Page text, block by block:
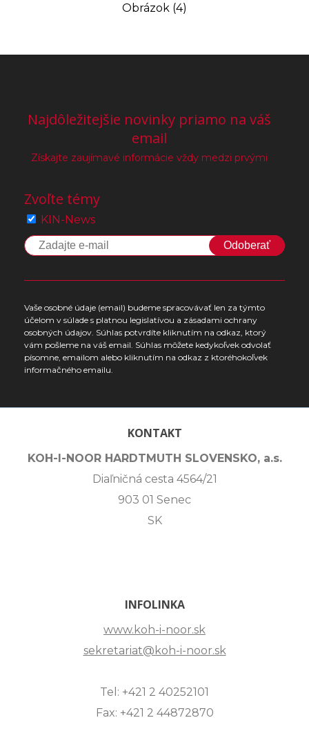
Obrázok (4)
Najdôležitejšie novinky priamo na váš
email
Získajte zaujímavé informácie vždy medzi prvými
Zvoľte témy
KIN-News
Odoberať
Vaše osobné údaje (email) budeme spracovávať len za týmto
účelom v súlade s platnou legislatívou a zásadami ochrany
osobných údajov. Súhlas potvrdíte kliknutím na odkaz, ktorý
vám pošleme na váš email. Súhlas môžete kedykoľvek odvolať
písomne, emailom alebo kliknutím na odkaz z ktoréhokoľvek
informačného emailu.
KONTAKT
KOH-I-NOOR HARDTMUTH SLOVENSKO, a.s.
Diaľničná cesta 4564/21
903 01 Senec
SK
INFOLINKA
www.koh-i-noor.sk
sekretariat@koh-i-noor.sk
Tel: +421 2 40252101
Fax: +421 2 44872870